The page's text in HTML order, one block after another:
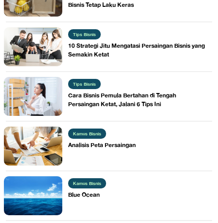
Bisnis Tetap Laku Keras
Tips Bisnis
10 Strategi Jitu Mengatasi Persaingan Bisnis yang
Semakin Ketat
Tips Bisnis
Cara Bisnis Pemula Bertahan di Tengah
Persaingan Ketat, Jalani 6 Tips Ini
Kamus Bisnis
​Analisis Peta Persaingan
Kamus Bisnis
Blue Ocean